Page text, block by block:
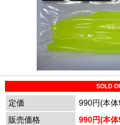
SOLD
定価
990円(本
販売価格
990円(本